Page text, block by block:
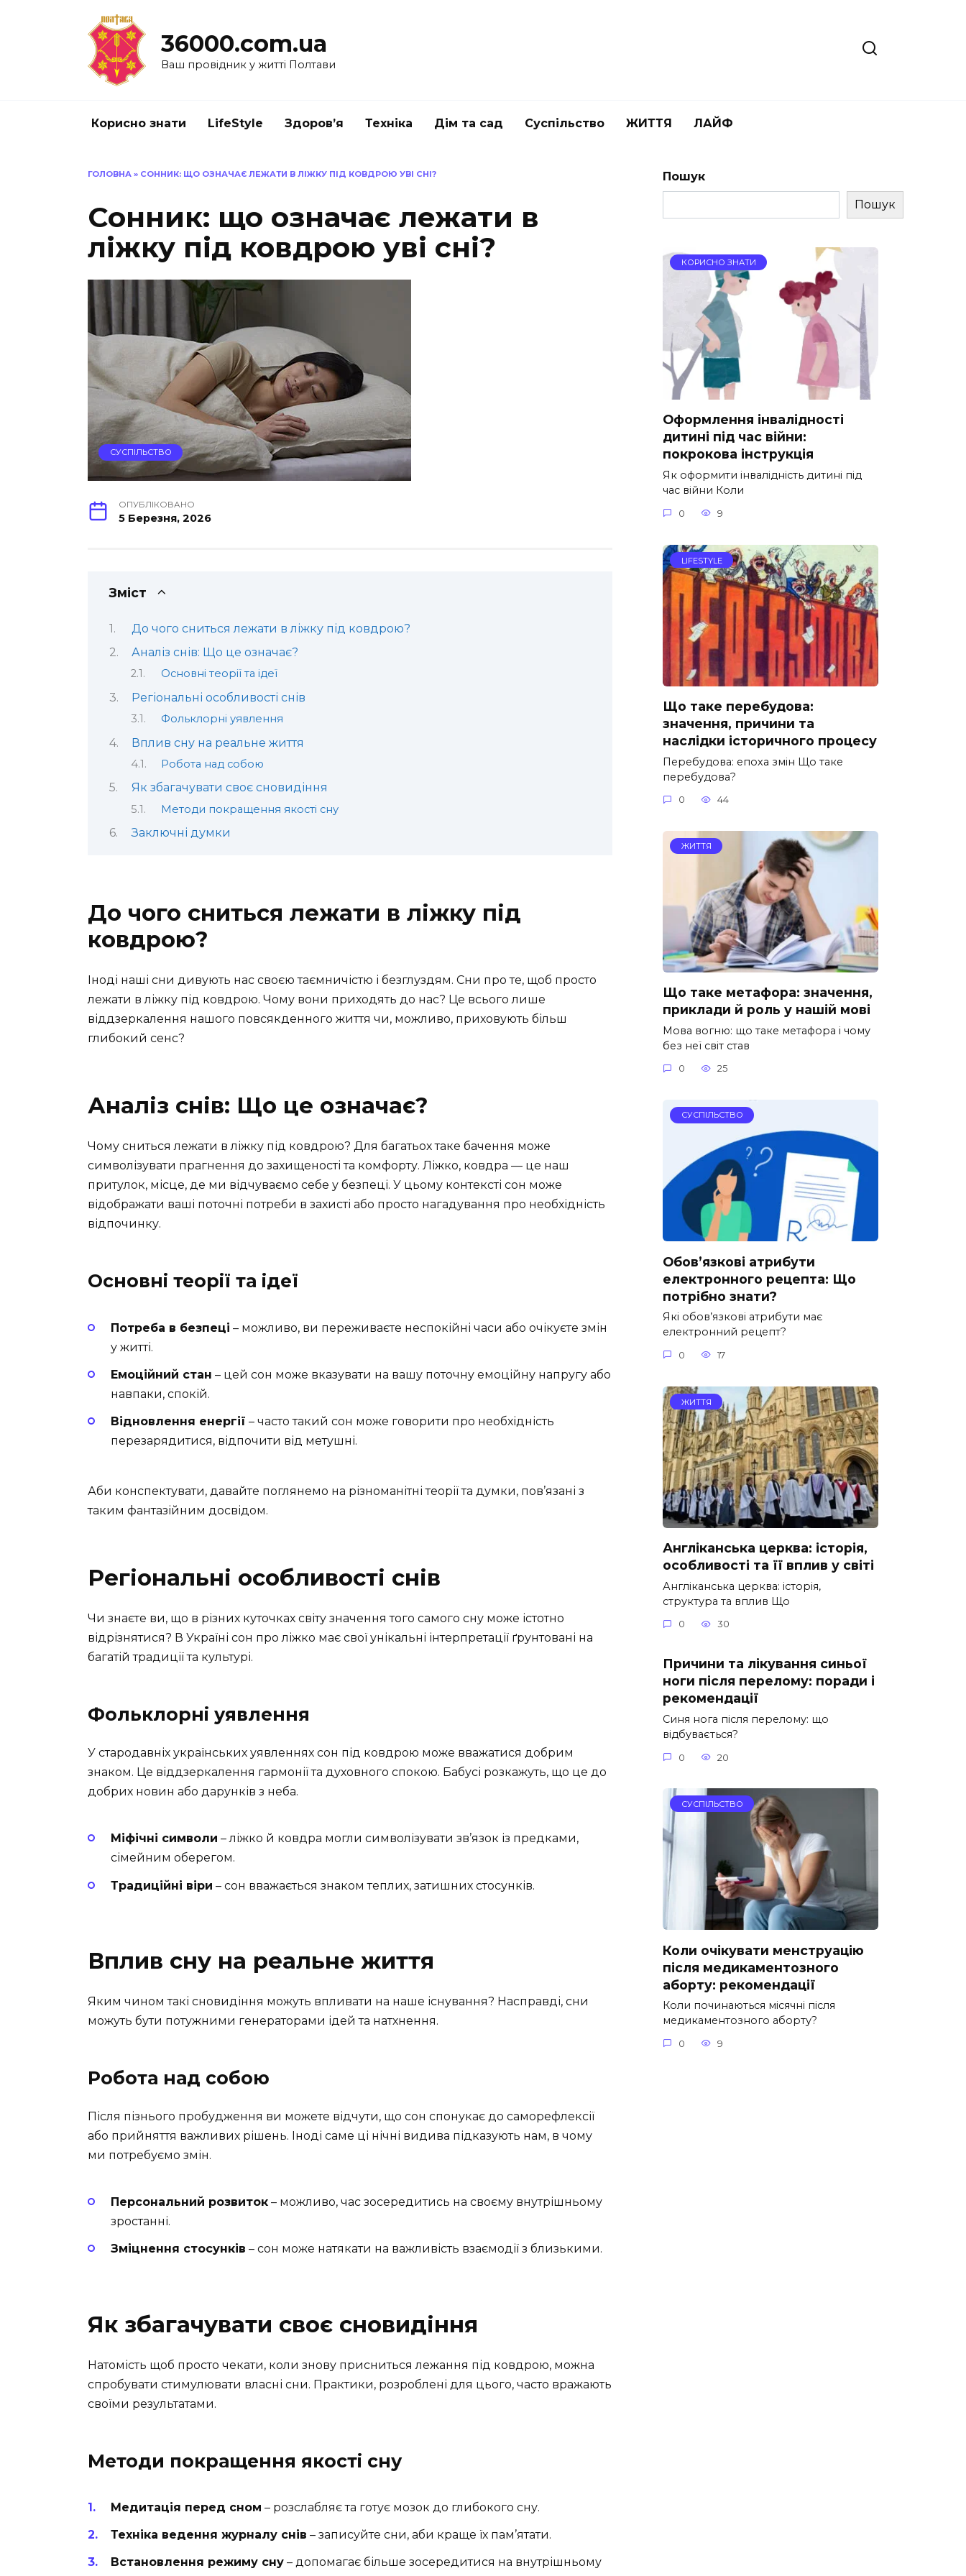
36000.com.ua
Ваш провідник у житті Полтави
Корисно знати LifeStyle Здоров’я Техніка Дім та сад Суспільство ЖИТТЯ ЛАЙФ
ГОЛОВНА » СОННИК: ЩО ОЗНАЧАЄ ЛЕЖАТИ В ЛІЖКУ ПІД КОВДРОЮ УВІ СНІ?
Сонник: що означає лежати в
ліжку під ковдрою уві сні?
СУСПІЛЬСТВО
ОПУБЛІКОВАНО
5 Березня, 2026
Зміст
До чого сниться лежати в ліжку під ковдрою?
Аналіз снів: Що це означає?
Основні теорії та ідеї
Регіональні особливості снів
Фольклорні уявлення
Вплив сну на реальне життя
Робота над собою
Як збагачувати своє сновидіння
Методи покращення якості сну
Заключні думки
До чого сниться лежати в ліжку під
ковдрою?
Іноді наші сни дивують нас своєю таємничістю і безглуздям. Сни про те, щоб просто
лежати в ліжку під ковдрою. Чому вони приходять до нас? Це всього лише
віддзеркалення нашого повсякденного життя чи, можливо, приховують більш
глибокий сенс?
Аналіз снів: Що це означає?
Чому сниться лежати в ліжку під ковдрою? Для багатьох таке бачення може
символізувати прагнення до захищеності та комфорту. Ліжко, ковдра — це наш
притулок, місце, де ми відчуваємо себе у безпеці. У цьому контексті сон може
відображати ваші поточні потреби в захисті або просто нагадування про необхідність
відпочинку.
Основні теорії та ідеї
Потреба в безпеці – можливо, ви переживаєте неспокійні часи або очікуєте змін
у житті.
Емоційний стан – цей сон може вказувати на вашу поточну емоційну напругу або
навпаки, спокій.
Відновлення енергії – часто такий сон може говорити про необхідність
перезарядитися, відпочити від метушні.
Аби конспектувати, давайте поглянемо на різноманітні теорії та думки, пов’язані з
таким фантазійним досвідом.
Регіональні особливості снів
Чи знаєте ви, що в різних куточках світу значення того самого сну може істотно
відрізнятися? В Україні сон про ліжко має свої унікальні інтерпретації ґрунтовані на
багатій традиції та культурі.
Фольклорні уявлення
У стародавніх українських уявленнях сон під ковдрою може вважатися добрим
знаком. Це віддзеркалення гармонії та духовного спокою. Бабусі розкажуть, що це до
добрих новин або дарунків з неба.
Міфічні символи – ліжко й ковдра могли символізувати зв’язок із предками,
сімейним оберегом.
Традиційні віри – сон вважається знаком теплих, затишних стосунків.
Вплив сну на реальне життя
Яким чином такі сновидіння можуть впливати на наше існування? Насправді, сни
можуть бути потужними генераторами ідей та натхнення.
Робота над собою
Після пізнього пробудження ви можете відчути, що сон спонукає до саморефлексії
або прийняття важливих рішень. Іноді саме ці нічні видива підказують нам, в чому
ми потребуємо змін.
Персональний розвиток – можливо, час зосередитись на своєму внутрішньому
зростанні.
Зміцнення стосунків – сон може натякати на важливість взаємодії з близькими.
Як збагачувати своє сновидіння
Натомість щоб просто чекати, коли знову присниться лежання під ковдрою, можна
спробувати стимулювати власні сни. Практики, розроблені для цього, часто вражають
своїми результатами.
Методи покращення якості сну
Медитація перед сном – розслабляє та готує мозок до глибокого сну.
Техніка ведення журналу снів – записуйте сни, аби краще їх пам’ятати.
Встановлення режиму сну – допомагає більше зосередитися на внутрішньому
Пошук
Пошук
КОРИСНО ЗНАТИ
Оформлення інвалідності
дитині під час війни:
покрокова інструкція
Як оформити інвалідність дитині під
час війни Коли
0 9
LIFESTYLE
Що таке перебудова:
значення, причини та
наслідки історичного процесу
Перебудова: епоха змін Що таке
перебудова?
0 44
ЖИТТЯ
Що таке метафора: значення,
приклади й роль у нашій мові
Мова вогню: що таке метафора і чому
без неї світ став
0 25
СУСПІЛЬСТВО
Обов’язкові атрибути
електронного рецепта: Що
потрібно знати?
Які обов’язкові атрибути має
електронний рецепт?
0 17
ЖИТТЯ
Англіканська церква: історія,
особливості та її вплив у світі
Англіканська церква: історія,
структура та вплив Що
0 30
Причини та лікування синьої
ноги після перелому: поради і
рекомендації
Синя нога після перелому: що
відбувається?
0 20
СУСПІЛЬСТВО
Коли очікувати менструацію
після медикаментозного
аборту: рекомендації
Коли починаються місячні після
медикаментозного аборту?
0 9